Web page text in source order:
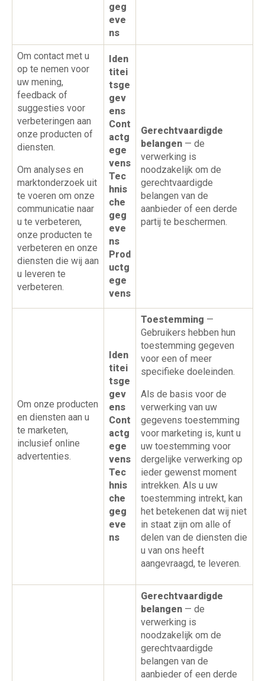
geg
eve
ns
Om contact met u
op te nemen voor
uw mening,
feedback of
suggesties voor
verbeteringen aan
onze producten of
diensten.
Om analyses en
marktonderzoek uit
te voeren om onze
communicatie naar
u te verbeteren,
onze producten te
verbeteren en onze
diensten die wij aan
u leveren te
verbeteren.
Iden
titei
tsge
gev
ens
Cont
actg
ege
vens
Tec
hnis
che
geg
eve
ns
Prod
uctg
ege
vens
Gerechtvaardigde
belangen — de
verwerking is
noodzakelijk om de
gerechtvaardigde
belangen van de
aanbieder of een derde
partij te beschermen.
Om onze producten
en diensten aan u
te marketen,
inclusief online
advertenties.
Iden
titei
tsge
gev
ens
Cont
actg
ege
vens
Tec
hnis
che
geg
eve
ns
Toestemming —
Gebruikers hebben hun
toestemming gegeven
voor een of meer
specifieke doeleinden.
Als de basis voor de
verwerking van uw
gegevens toestemming
voor marketing is, kunt u
uw toestemming voor
dergelijke verwerking op
ieder gewenst moment
intrekken. Als u uw
toestemming intrekt, kan
het betekenen dat wij niet
in staat zijn om alle of
delen van de diensten die
u van ons heeft
aangevraagd, te leveren.
Gerechtvaardigde
belangen — de
verwerking is
noodzakelijk om de
gerechtvaardigde
belangen van de
aanbieder of een derde